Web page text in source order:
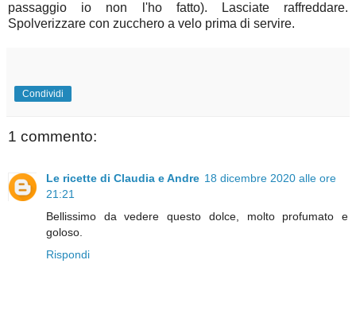
passaggio io non l'ho fatto). Lasciate raffreddare.
Spolverizzare con zucchero a velo prima di servire.
Condividi
1 commento:
Le ricette di Claudia e Andre 18 dicembre 2020 alle ore
21:21
Bellissimo da vedere questo dolce, molto profumato e
goloso.
Rispondi